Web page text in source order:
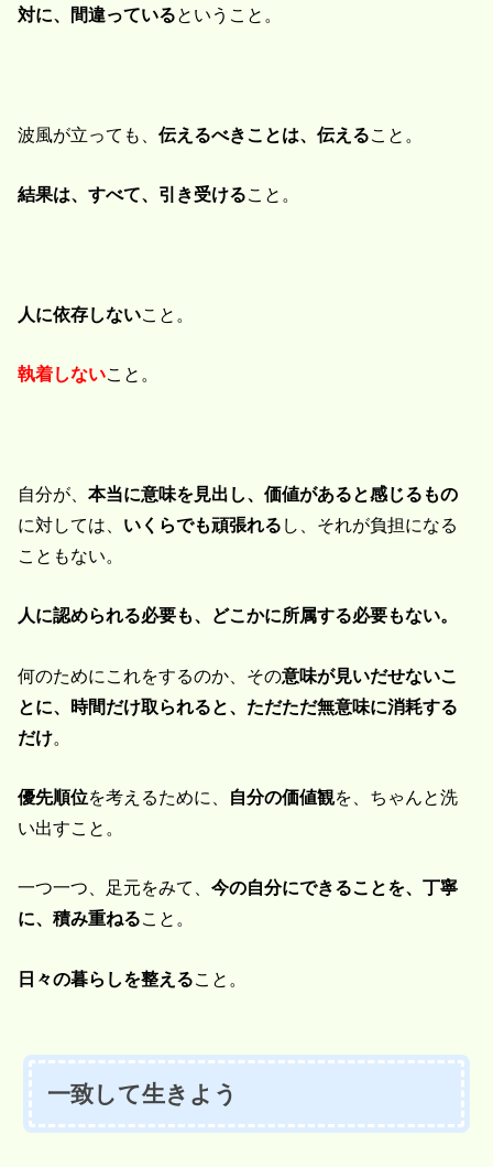
対に、間違っているということ。
波風が立っても、伝えるべきことは、伝えること。
結果は、すべて、引き受けること。
人に依存しないこと。
執着しないこと。
自分が、本当に意味を見出し、価値があると感じるもの
に対しては、 いくらでも頑張れる し、それが負担になる
こともない。
人に認められる必要も、どこかに所属する必要もない。
何のためにこれをするのか、その意味が見いだせないこ
とに、時間だけ取られると、ただただ無意味に消耗する
だけ
優先順位を考えるために、 自分の価値観を、ちゃんと洗
い出すこと。
一つ一つ、足元をみて、今の自分にできることを、丁寧
に、積み重ねること。
日々の暮らしを整えること。
一致して生きよう